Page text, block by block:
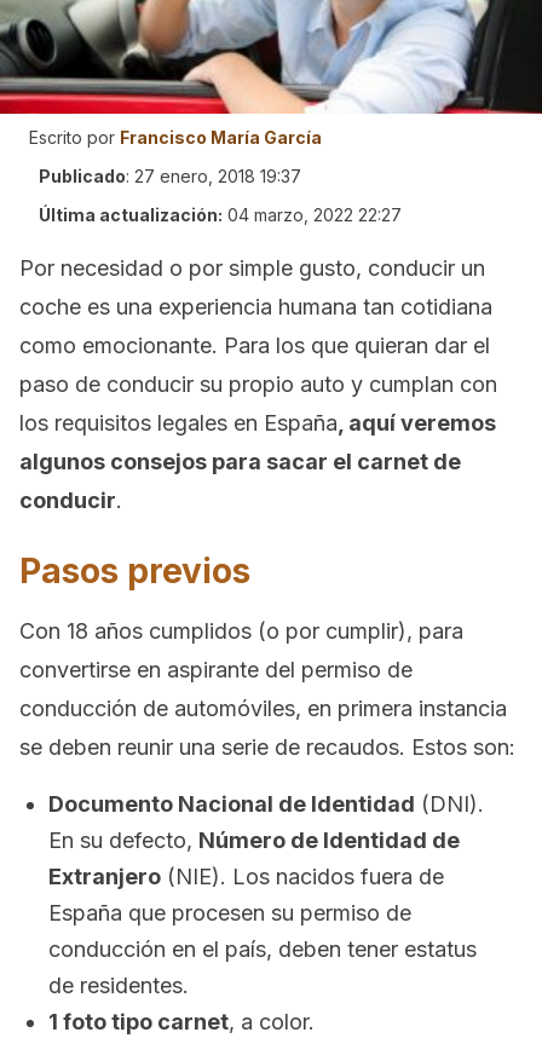
Escrito por Francisco María García
Publicado: 27 enero, 2018 19:37
Última actualización: 04 marzo, 2022 22:27
Por necesidad o por simple gusto, conducir un
coche es una experiencia humana tan cotidiana
como emocionante. Para los que quieran dar el
paso de conducir su propio auto y cumplan con
los requisitos legales en España , aquí veremos
algunos consejos para sacar el carnet de
conducir.
Pasos previos
Con 18 años cumplidos (o por cumplir), para
convertirse en aspirante del permiso de
conducción de automóviles, en primera instancia
se deben reunir una serie de recaudos. Estos son:
Documento Nacional de Identidad (DNI).
En su defecto, Número de Identidad de
Extranjero (NIE). Los nacidos fuera de
España que procesen su permiso de
conducción en el país, deben tener estatus
de residentes.
1 foto tipo carnet, a color.